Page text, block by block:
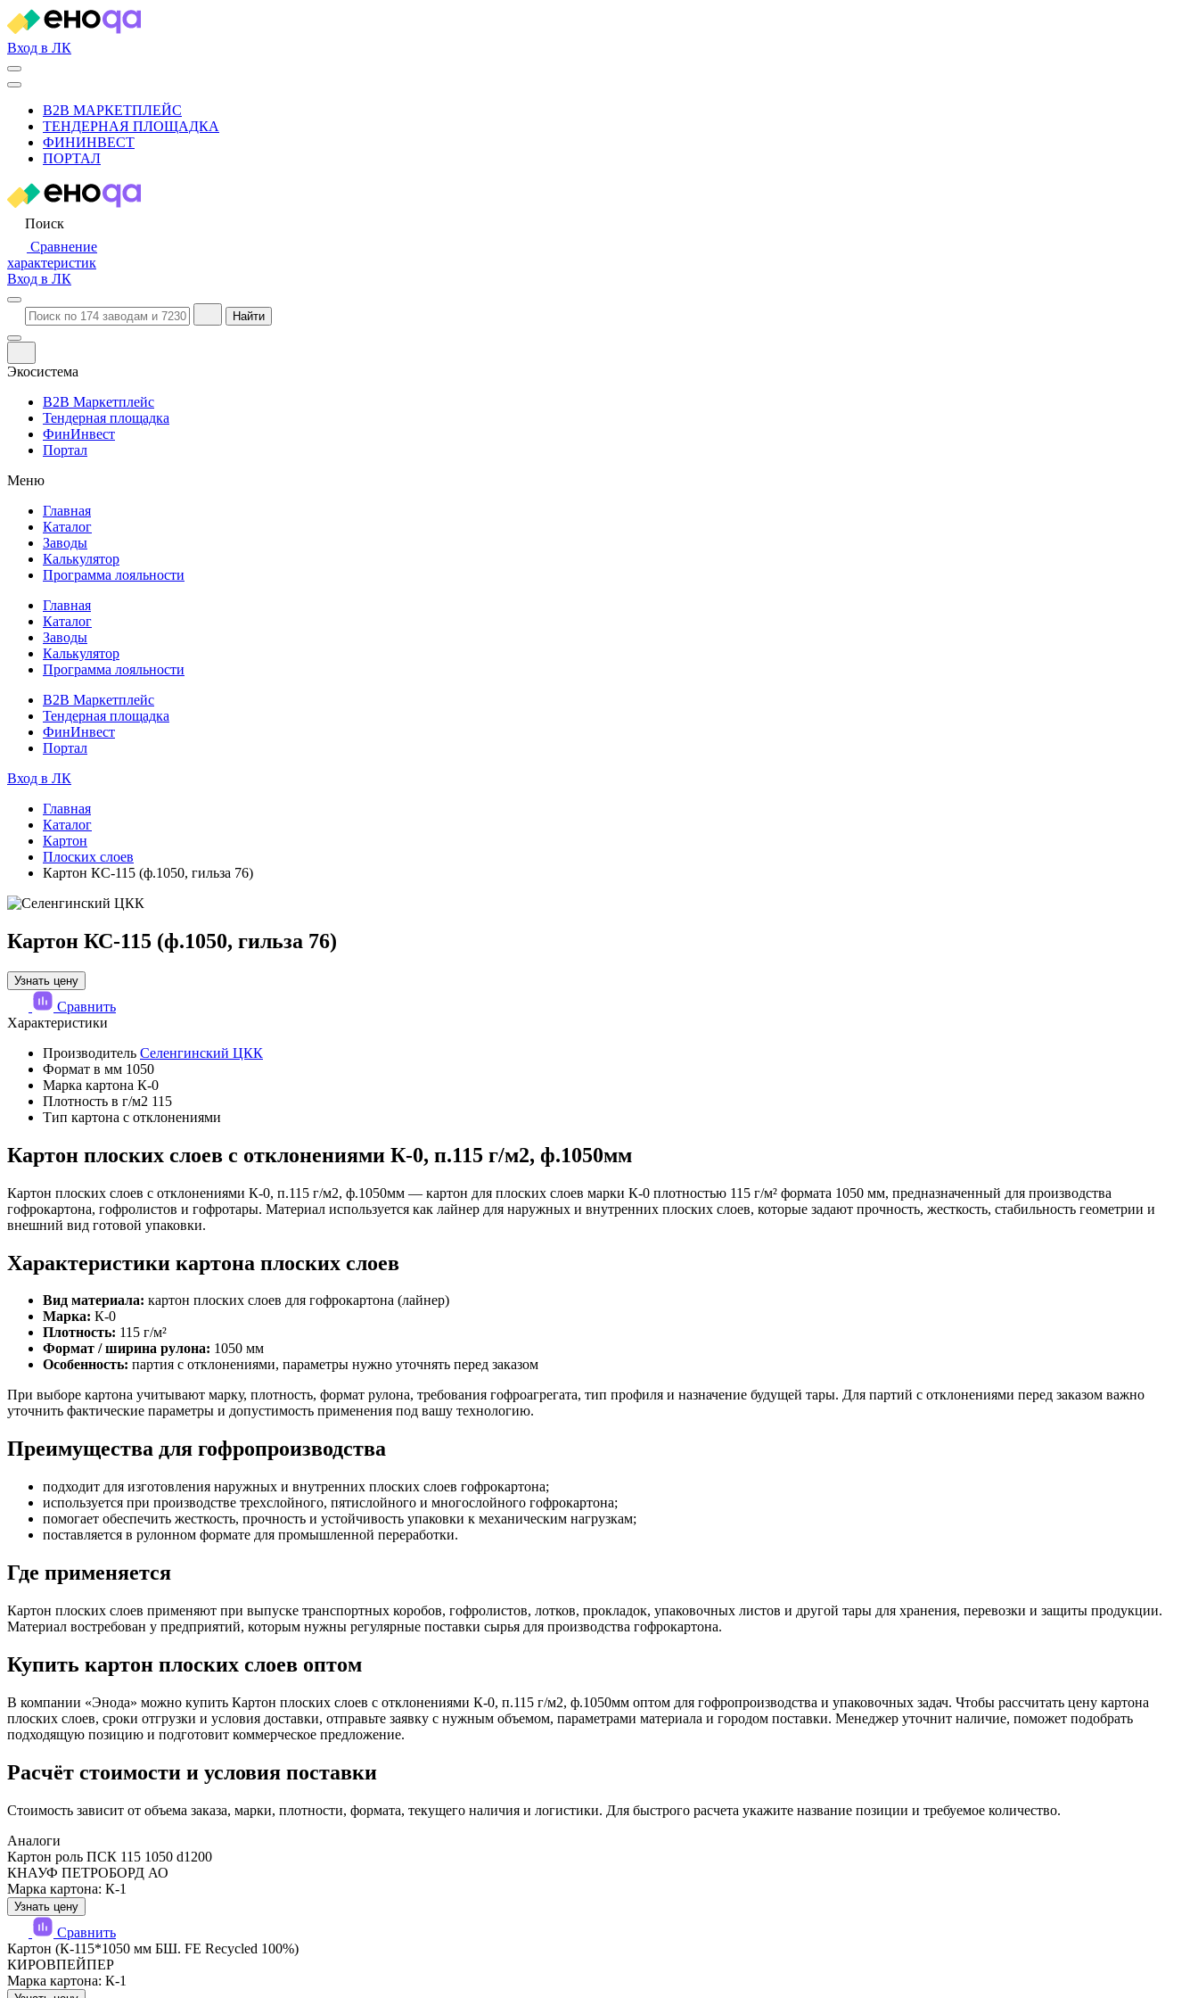
Вход в ЛК
B2B МАРКЕТПЛЕЙС
ТЕНДЕРНАЯ ПЛОЩАДКА
ФИНИНВЕСТ
ПОРТАЛ
Поиск
Сравнение
характеристик
Вход в ЛК
Найти
Экосистема
B2B Маркетплейс
Тендерная площадка
ФинИнвест
Портал
Меню
Главная
Каталог
Заводы
Калькулятор
Программа лояльности
Главная
Каталог
Заводы
Калькулятор
Программа лояльности
B2B Маркетплейс
Тендерная площадка
ФинИнвест
Портал
Вход в ЛК
Главная
Каталог
Картон
Плоских слоев
Картон КС-115 (ф.1050, гильза 76)
Картон КС-115 (ф.1050, гильза 76)
Узнать цену
Сравнить
Характеристики
Производитель Селенгинский ЦКК
Формат в мм 1050
Марка картона К-0
Плотность в г/м2 115
Тип картона с отклонениями
Картон плоских слоев с отклонениями К-0, п.115 г/м2, ф.1050мм
Картон плоских слоев с отклонениями К-0, п.115 г/м2, ф.1050мм — картон для плоских слоев марки К-0 плотностью 115 г/м² формата 1050 мм, предназначенный для производства
гофрокартона, гофролистов и гофротары. Материал используется как лайнер для наружных и внутренних плоских слоев, которые задают прочность, жесткость, стабильность геометрии и
внешний вид готовой упаковки.
Характеристики картона плоских слоев
Вид материала: картон плоских слоев для гофрокартона (лайнер)
Марка: К-0
Плотность: 115 г/м²
Формат / ширина рулона: 1050 мм
Особенность: партия с отклонениями, параметры нужно уточнять перед заказом
При выборе картона учитывают марку, плотность, формат рулона, требования гофроагрегата, тип профиля и назначение будущей тары. Для партий с отклонениями перед заказом важно
уточнить фактические параметры и допустимость применения под вашу технологию.
Преимущества для гофропроизводства
подходит для изготовления наружных и внутренних плоских слоев гофрокартона;
используется при производстве трехслойного, пятислойного и многослойного гофрокартона;
помогает обеспечить жесткость, прочность и устойчивость упаковки к механическим нагрузкам;
поставляется в рулонном формате для промышленной переработки.
Где применяется
Картон плоских слоев применяют при выпуске транспортных коробов, гофролистов, лотков, прокладок, упаковочных листов и другой тары для хранения, перевозки и защиты продукции.
Материал востребован у предприятий, которым нужны регулярные поставки сырья для производства гофрокартона.
Купить картон плоских слоев оптом
В компании «Энода» можно купить Картон плоских слоев с отклонениями К-0, п.115 г/м2, ф.1050мм оптом для гофропроизводства и упаковочных задач. Чтобы рассчитать цену картона
плоских слоев, сроки отгрузки и условия доставки, отправьте заявку с нужным объемом, параметрами материала и городом поставки. Менеджер уточнит наличие, поможет подобрать
подходящую позицию и подготовит коммерческое предложение.
Расчёт стоимости и условия поставки
Стоимость зависит от объема заказа, марки, плотности, формата, текущего наличия и логистики. Для быстрого расчета укажите название позиции и требуемое количество.
Аналоги
Картон роль ПСК 115 1050 d1200
КНАУФ ПЕТРОБОРД АО
Марка картона: К-1
Узнать цену
Сравнить
Картон (К-115*1050 мм БШ. FE Recycled 100%)
КИРОВПЕЙПЕР
Марка картона: К-1